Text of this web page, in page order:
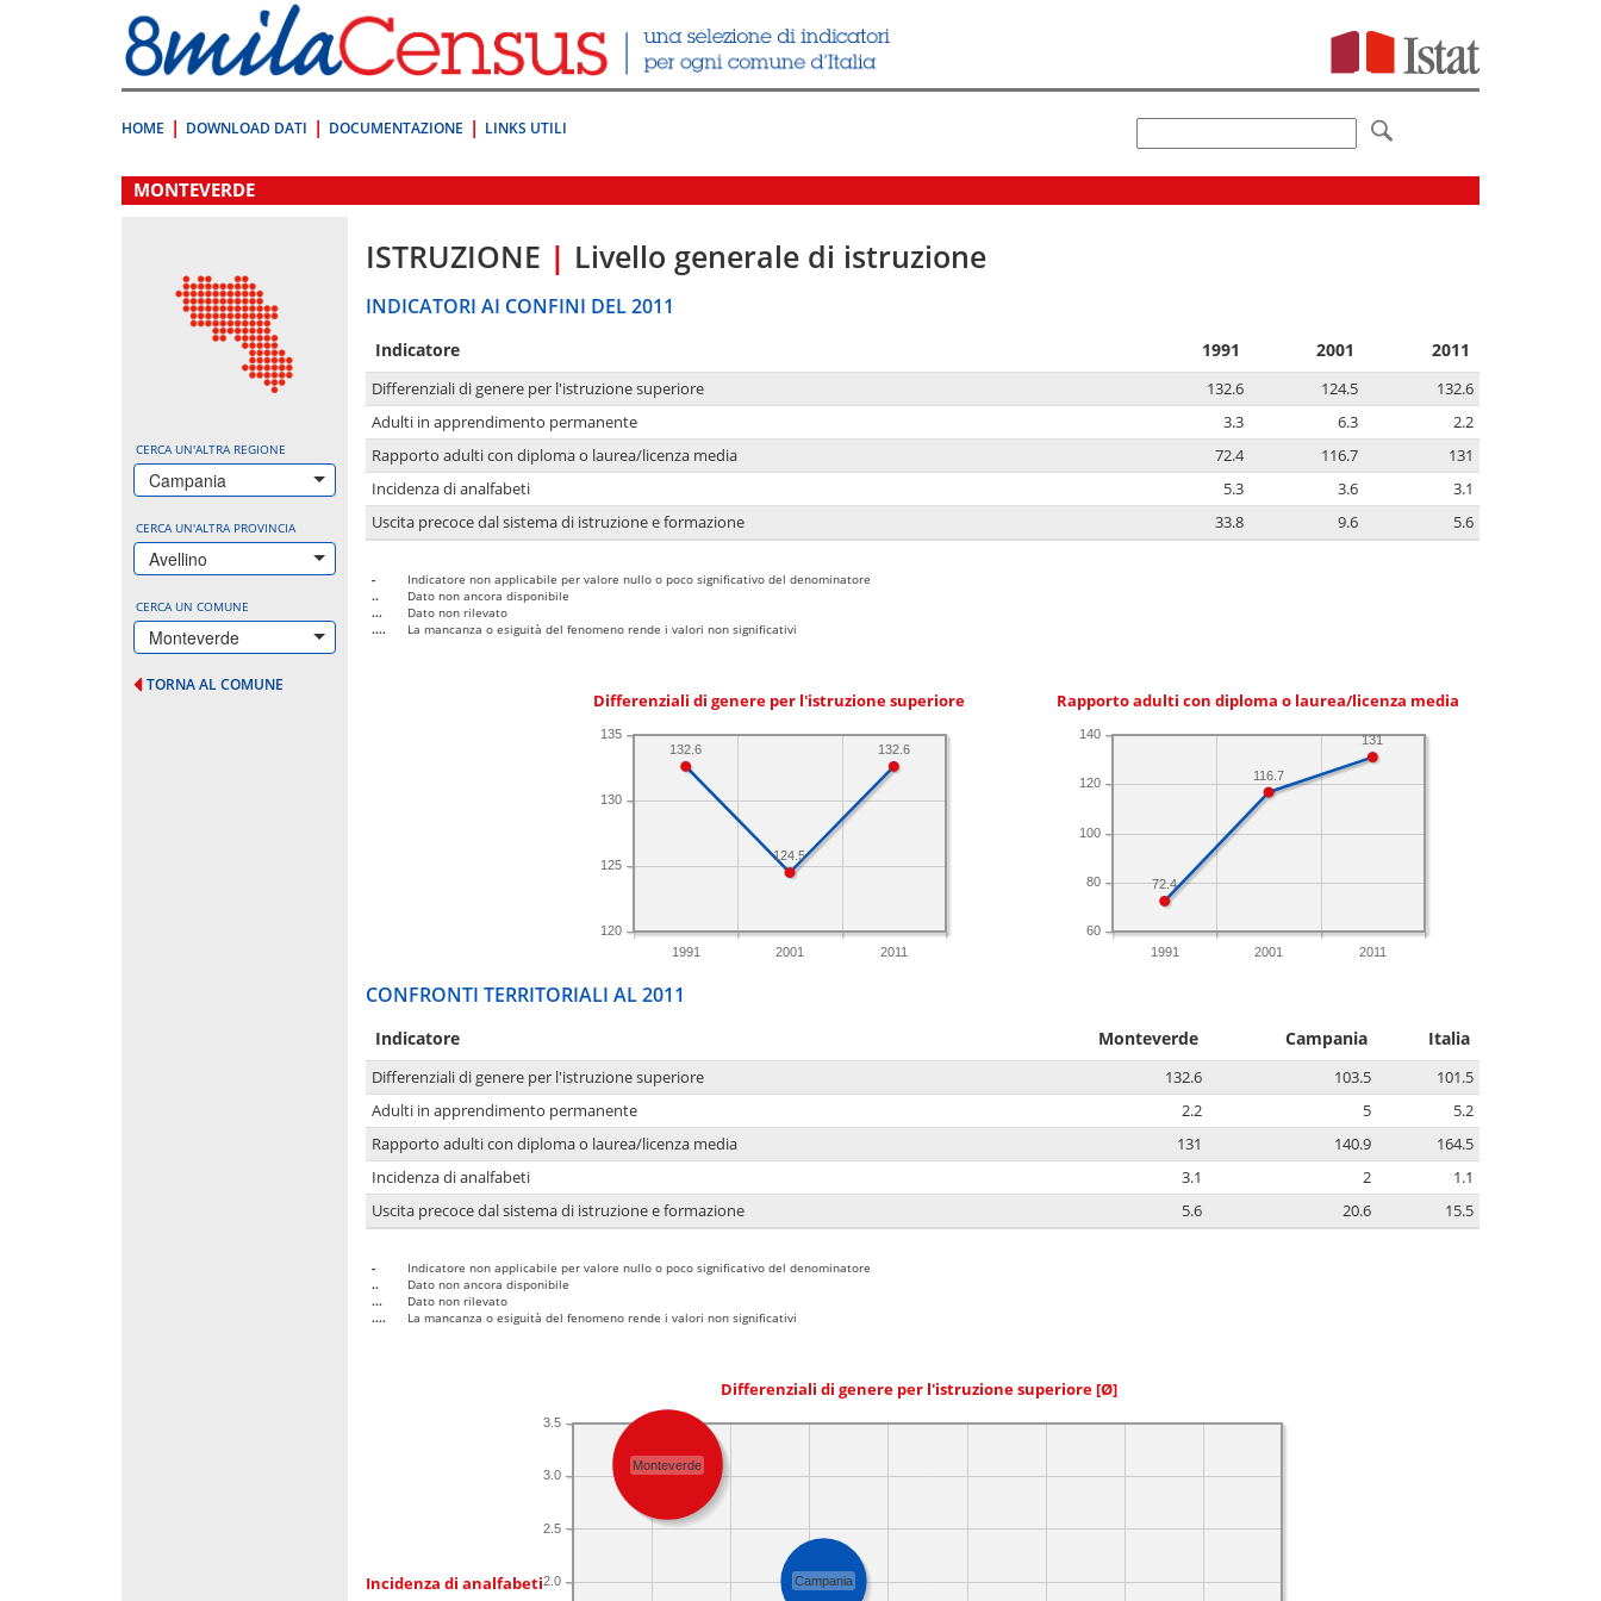
direttamente
a:
Contenuto
HOME DOWNLOAD DATI DOCUMENTAZIONE LINKS UTILI
.
MONTEVERDE
CERCA UN'ALTRA REGIONE
Campania
CERCA UN'ALTRA PROVINCIA
Avellino
CERCA UN COMUNE
Monteverde
TORNA AL COMUNE
ISTRUZIONE | Livello generale di istruzione
INDICATORI AI CONFINI DEL 2011
Indicatore 1991 2001 2011
Differenziali di genere per l'istruzione superiore 132.6 124.5
132.6
Adulti in apprendimento permanente
3.3 6.3
2.2
Rapporto adulti con diploma o laurea/licenza media
72.4 116.7
131
Incidenza di analfabeti
5.3 3.6
3.1
Uscita precoce dal sistema di istruzione e formazione
33.8 9.6 5.6
-
Indicatore non applicabile per valore nullo o poco significativo del denominatore
..
Dato non ancora disponibile
...
Dato non rilevato
....
La mancanza o esiguità del fenomeno rende i valori non significativi
Differenziali di genere per l'istruzione superiore
1991 2001 2011
120
125
130
135
132.6
124.5
132.6
Rapporto adulti con diploma o laurea/licenza media
1991 2001 2011
60
80
100
120
140 131
116.7
72.4
CONFRONTI TERRITORIALI AL 2011
Indicatore Monteverde Campania Italia
Differenziali di genere per l'istruzione superiore 132.6 103.5
101.5
Adulti in apprendimento permanente
2.2 5
5.2
Rapporto adulti con diploma o laurea/licenza media
131 140.9
164.5
Incidenza di analfabeti
3.1 2
1.1
Uscita precoce dal sistema di istruzione e formazione
5.6 20.6 15.5
-
Indicatore non applicabile per valore nullo o poco significativo del denominatore
..
Dato non ancora disponibile
...
Dato non rilevato
....
La mancanza o esiguità del fenomeno rende i valori non significativi
Differenziali di genere per l'istruzione superiore [Ø]
Incidenza di analfabeti2.0
2.5
3.0
3.5
Monteverde
Campania